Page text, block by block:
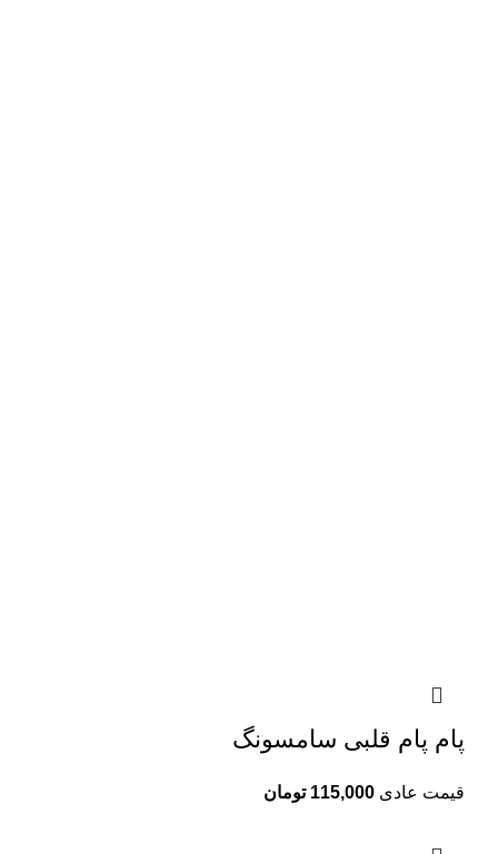
پام پام قلبی سامسونگ
قیمت عادی 115,000 تومان